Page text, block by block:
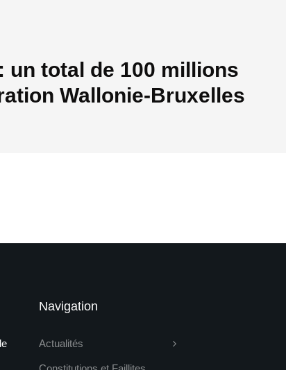
un total de 100 millions
Wallonie-Bruxelles
Navigation
Actualités